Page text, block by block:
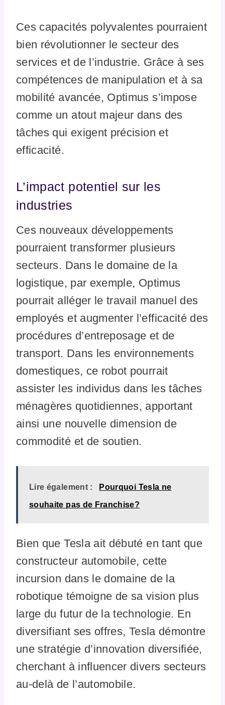
Ces capacités polyvalentes pourraient
bien révolutionner le secteur des
services et de l’industrie. Grâce à ses
compétences de manipulation et à sa
mobilité avancée, Optimus s’impose
comme un atout majeur dans des
tâches qui exigent précision et
efficacité.
L’impact potentiel sur les
industries
Ces nouveaux développements
pourraient transformer plusieurs
secteurs. Dans le domaine de la
logistique, par exemple, Optimus
pourrait alléger le travail manuel des
employés et augmenter l’efficacité des
procédures d’entreposage et de
transport. Dans les environnements
domestiques, ce robot pourrait
assister les individus dans les tâches
ménagères quotidiennes, apportant
ainsi une nouvelle dimension de
commodité et de soutien.
Lire également : Pourquoi Tesla ne
souhaite pas de Franchise?
Bien que Tesla ait débuté en tant que
constructeur automobile, cette
incursion dans le domaine de la
robotique témoigne de sa vision plus
large du futur de la technologie. En
diversifiant ses offres, Tesla démontre
une stratégie d’innovation diversifiée,
cherchant à influencer divers secteurs
au-delà de l’automobile.